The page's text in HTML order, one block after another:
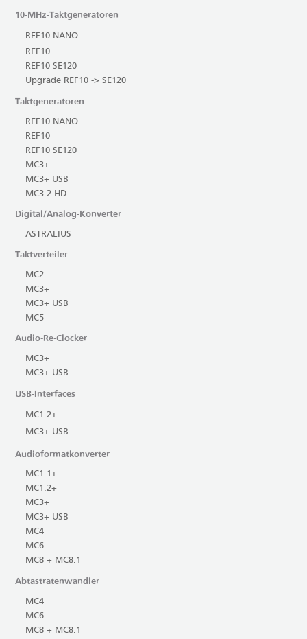
10-MHz-Taktgeneratoren
REF10 NANO
REF10
REF10 SE120
Upgrade REF10 -> SE120
Taktgeneratoren
REF10 NANO
REF10
REF10 SE120
MC3+
MC3+ USB
MC3.2 HD
Digital/Analog-Konverter
ASTRALIUS
Taktverteiler
MC2
MC3+
MC3+ USB
MC5
Audio-Re-Clocker
MC3+
MC3+ USB
USB-Interfaces
MC1.2+
MC3+ USB
Audioformatkonverter
MC1.1+
MC1.2+
MC3+
MC3+ USB
MC4
MC6
MC8 + MC8.1
Abtastratenwandler
MC4
MC6
MC8 + MC8.1